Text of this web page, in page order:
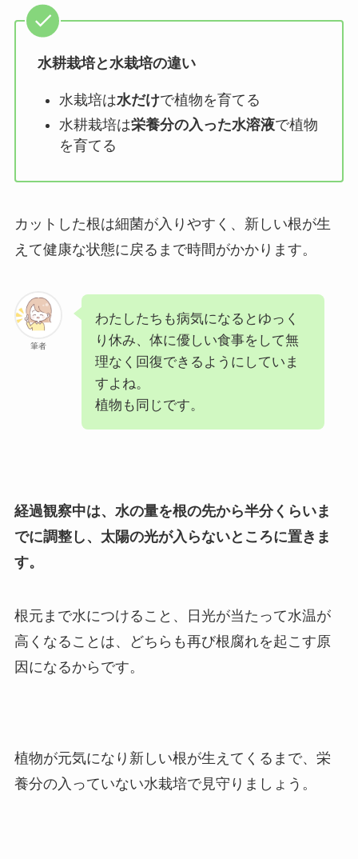
水耕栽培と水栽培の違い
水栽培は水だけで植物を育てる
水耕栽培は栄養分の入った水溶液で植物
を育てる
カットした根は細菌が入りやすく、新しい根が生
えて健康な状態に戻るまで時間がかかります。
筆者
わたしたちも病気になるとゆっく
り休み、体に優しい食事をして無
理なく回復できるようにしていま
すよね。
植物も同じです。
経過観察中は、水の量を根の先から半分くらいま
でに調整し、太陽の光が入らないところに置きま
す。
根元まで水につけること、日光が当たって水温が
高くなることは、どちらも再び根腐れを起こす原
因になるからです。
植物が元気になり新しい根が生えてくるまで、栄
養分の入っていない水栽培で見守りましょう。